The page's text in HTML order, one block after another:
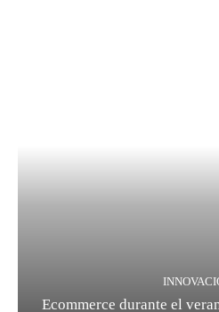
Ecommerce durante el